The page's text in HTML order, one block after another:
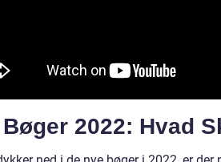
2022: Hvad